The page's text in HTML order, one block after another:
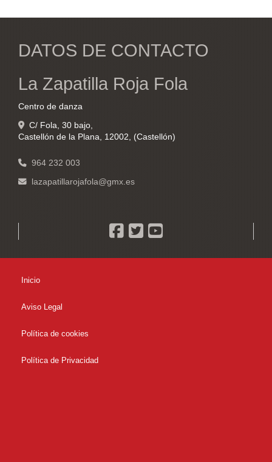
DATOS DE CONTACTO
La Zapatilla Roja Fola
Centro de danza
C/ Fola, 30 bajo,
Castellón de la Plana
12002 (Castellón)
964 232 003
lazapatillarojafola gmx.es
Inicio
Aviso Legal
Política de cookies
Política de Privacidad